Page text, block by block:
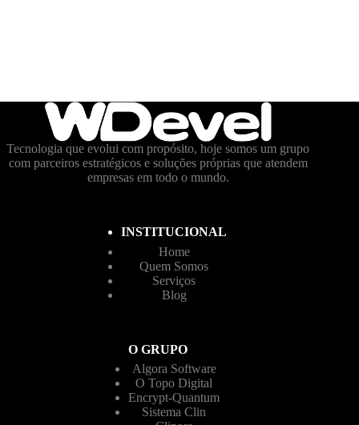
Tecnologia que evolui com propósito, hoje somos um grupo
com parceiros estratégicos e soluções próprias que atendem
empresas em todo o mundo.
INSTITUCIONAL
Home
Quem Somos
Serviços
Blog
O GRUPO
Algora Software
O Topo Digital
Encrypt-Quantum
Sistema Clin